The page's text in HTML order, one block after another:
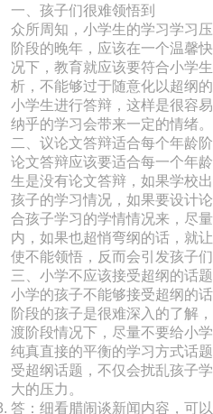
一、孩子们很难领悟到
众所周知，小学生的学习学习
阶段的晚年，应该在一个温馨
况下，教育就应该要符合小学
析，不能够过于随意化以超纲
小学生进行答辩，这样是很容
纳乎的学习会带来一定的情绪。
二、议论文答辩适合每个年龄
论文答辩应该要适合每一个年
生是没有论文答辩，如果学校
孩子的学习情况，如果要设计
合孩子学习的学情情况来，尽
内，如果也超悄弯纲的话，就
使不能领悟，反而会引发孩子
三、小学不应该接受超纲的话题
小学的孩子不能够接受超纲的
阶段的孩子是很难深入的了解
渡阶段情况下，尽量不要给小
纯真直接的平衡的学习方式话
受超纲话题，不仅会扰乱孩子
大的压力。
答：细看腊闹谈新闻内容，可